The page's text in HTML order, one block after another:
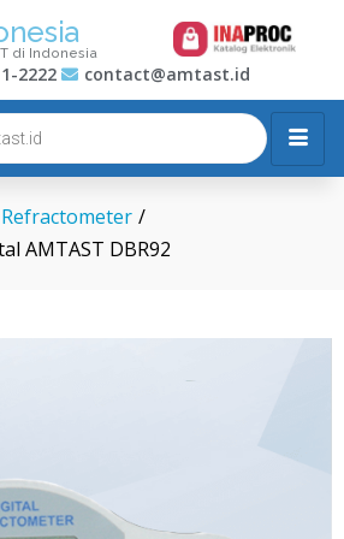
di Indonesia
2222 contact@amtast.id
Refractometer /
AMTAST DBR92